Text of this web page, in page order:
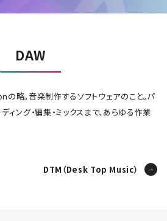
DAW
。音楽制作するソフトウェアのこと。パ
ィング・編集・ミックスまで、あらゆる作業
DTM（Desk Top Music）